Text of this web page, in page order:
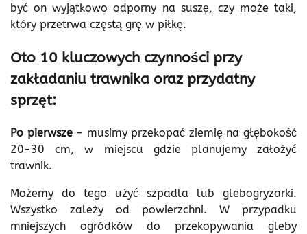
być on wyjątkowo odporny na suszę, czy może taki,
który przetrwa częstą grę w piłkę.
Oto 10 kluczowych czynności przy
zakładaniu trawnika oraz przydatny
sprzęt:
Po pierwsze– musimy przekopać ziemię na głębokość
20-30 cm, w miejscu gdzie planujemy założyć
trawnik.
Możemy do tego użyć szpadla lub glebogryzarki.
Wszystko zależy od powierzchni. W przypadku
mniejszych ogródków do przekopywania gleby